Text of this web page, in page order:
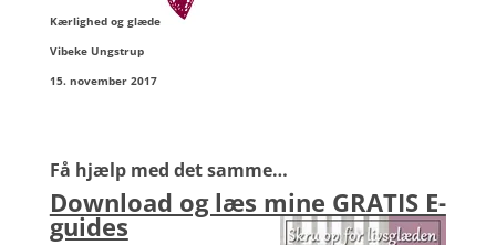
Kærlighed og glæde
Vibeke Ungstrup
15. november 2017
Få hjælp med det samme…
Download og læs mine GRATIS E-
guides